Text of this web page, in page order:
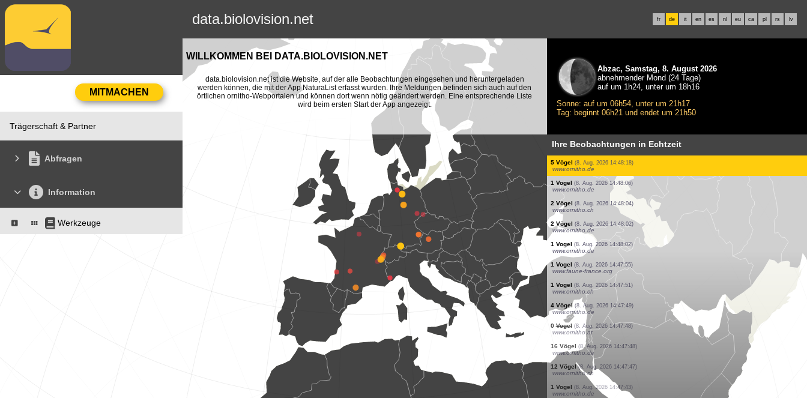
data.biolovision.net fr de it en es nl eu ca pl rs lv
Trägerschaft & Partner
Abfragen
Information
Werkzeuge
WILLKOMMEN BEI DATA.BIOLOVISION.NET
data.biolovision.net ist die Website, auf der alle Beobachtungen eingesehen und heruntergeladen
werden können, die mit der App NaturaList erfasst wurden. Ihre Meldungen befinden sich auch auf den
örtlichen ornitho-Webportalen und können dort wenn nötig geändert werden. Eine entsprechende Liste
wird beim ersten Start der App angezeigt.
Abzac, Samstag, 8. August 2026
abnehmender Mond (24 Tage)
auf um 1h24, unter um 18h16
Sonne: auf um 06h54, unter um 21h17
Tag: beginnt 06h21 und endet um 21h50
Ihre Beobachtungen in Echtzeit
33 Vögel (8. Aug. 2026 14:49:04)
www.ornitho.de
2 Vögel (8. Aug. 2026 14:48:53)
www.ornitho.de
1 Vogel (8. Aug. 2026 14:48:50)
www.ornitho.ch
1 Vogel (8. Aug. 2026 14:48:44)
www.ornitho.ch
2 Vögel (8. Aug. 2026 14:48:41)
www.ornitho.de
1 Vogel (8. Aug. 2026 14:48:32)
www.ornitho.de
1 Vogel (8. Aug. 2026 14:48:24)
www.ornitho.de
5 Vögel (8. Aug. 2026 14:48:18)
www.ornitho.de
1 Vogel (8. Aug. 2026 14:48:06)
www.ornitho.de
2 Vögel (8. Aug. 2026 14:48:04)
www.ornitho.ch
2 Vögel (8. Aug. 2026 14:48:02)
www.ornitho.de
1 Vogel (8. Aug. 2026 14:48:02)
www.ornitho.de